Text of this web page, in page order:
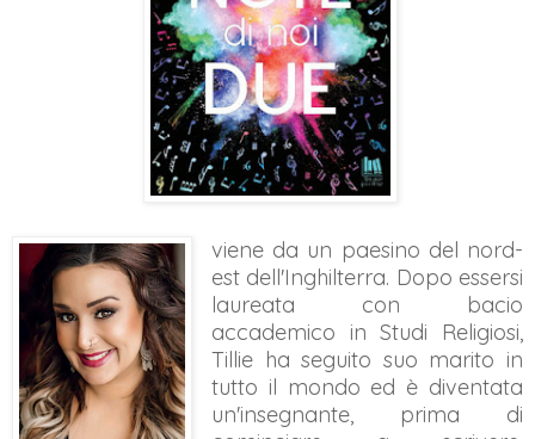
viene da un paesino del nord-
est dell'Inghilterra. Dopo essersi
laureata con bacio
accademico in Studi Religiosi,
Tillie ha seguito suo marito in
tutto il mondo ed è diventata
un'insegnante, prima di